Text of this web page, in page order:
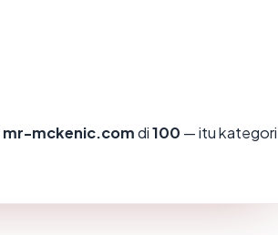
mr-mckenic.comdi100 — itu kategori